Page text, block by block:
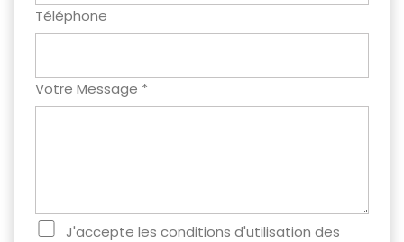
Téléphone
Votre Message *
J'accepte les conditions d'utilisation des